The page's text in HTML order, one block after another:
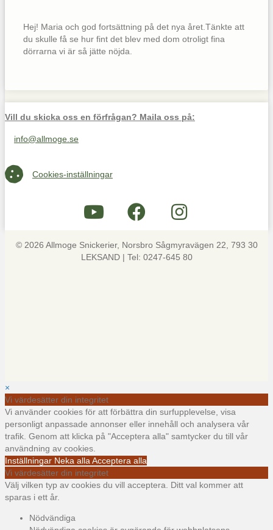
Hej! Maria och god fortsättning på det nya året.Tänkte att
du skulle få se hur fint det blev med dom otroligt fina
dörrarna vi är så jätte nöjda.
Vill du skicka oss en förfrågan? Maila oss på:
Maila oss på info@allmoge.se
info@allmoge.se
Cookies-inställningar
Cookies-inställningar
© 2026 Allmoge Snickerier, Norsbro Sågmyravägen 22, 793 30
LEKSAND | Tel: 0247-645 80
×
Vi värdesätter din integritet
Vi använder cookies för att förbättra din surfupplevelse, visa
personligt anpassade annonser eller innehåll och analysera vår
trafik. Genom att klicka på "Acceptera alla" samtycker du till vår
användning av cookies.
Inställningar Neka alla Acceptera alla
Vi värdesätter din integritet
Välj vilken typ av cookies du vill acceptera. Ditt val kommer att
sparas i ett år.
Nödvändiga